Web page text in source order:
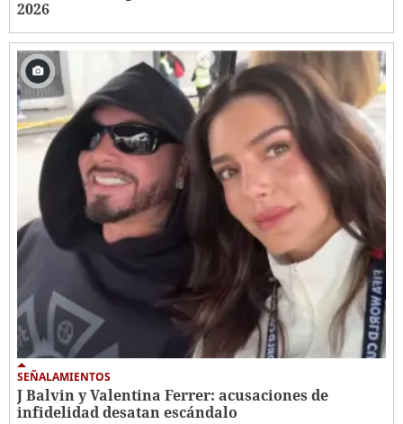
2026
SEÑALAMIENTOS
J Balvin y Valentina Ferrer: acusaciones de
infidelidad desatan escándalo